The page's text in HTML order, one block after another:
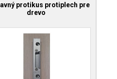
protikus protiplech pre
drevo